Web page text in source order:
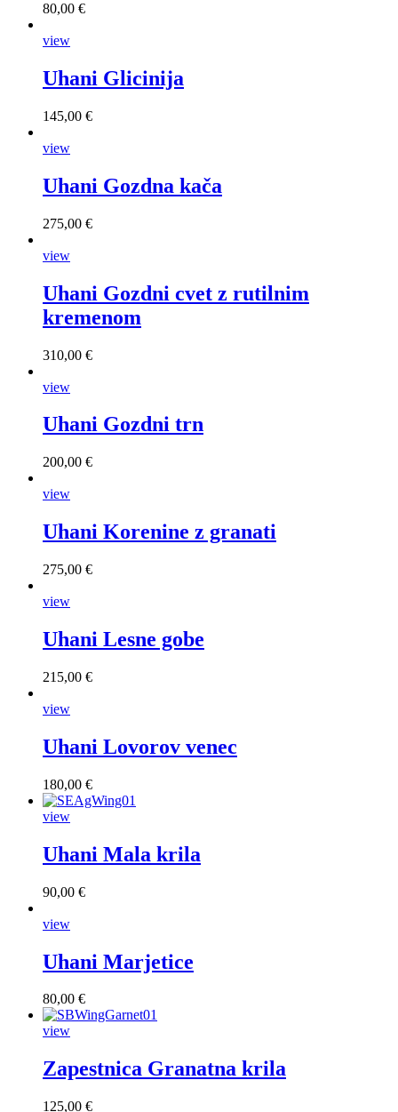
80,00 €
view
Uhani Glicinija
145,00 €
view
Uhani Gozdna kača
275,00 €
view
Uhani Gozdni cvet z rutilnim
kremenom
310,00 €
view
Uhani Gozdni trn
200,00 €
view
Uhani Korenine z granati
275,00 €
view
Uhani Lesne gobe
215,00 €
view
Uhani Lovorov venec
180,00 €
view
Uhani Mala krila
90,00 €
view
Uhani Marjetice
80,00 €
view
Zapestnica Granatna krila
125,00 €